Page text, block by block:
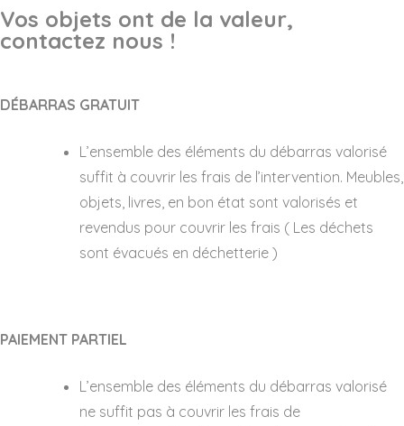
Vos objets ont de la valeur,
contactez nous !
DÉBARRAS GRATUIT
L’ensemble des éléments du débarras valorisé
suffit à couvrir les frais de l’intervention. Meubles,
objets, livres, en bon état sont valorisés et
revendus pour couvrir les frais ( Les déchets
sont évacués en déchetterie )
PAIEMENT PARTIEL
L’ensemble des éléments du débarras valorisé
ne suffit pas à couvrir les frais de